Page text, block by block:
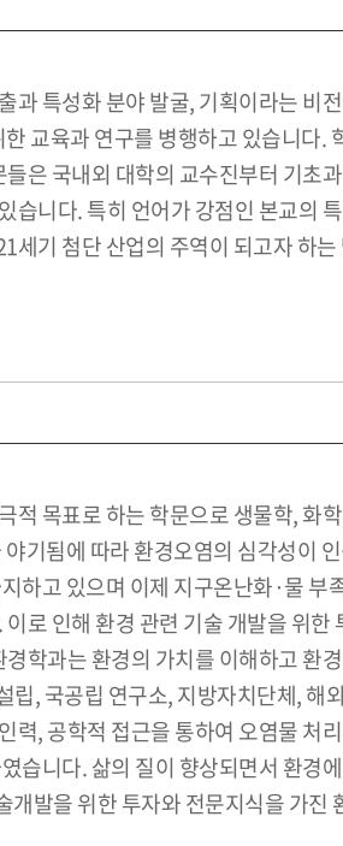
특성화 분야 발굴, 기획이라는
교육과 연구를 병행하고 있습니다
은 국내외 대학의 교수진부터 기초
니다. 특히 언어가 강점인 본교의
기 첨단 산업의 주역이 되고자 하
목표로 하는 학문으로 생물학,
기됨에 따라 환경오염의 심각성이
하고 있으며 이제 지구온난화·물
로 인해 환경 관련 기술 개발을 위
학과는 환경의 가치를 이해하고
, 국공립 연구소, 지방자치단체,
력, 공학적 접근을 통하여 오염물
습니다. 삶의 질이 향상되면서 환
발을 위한 투자와 전문지식을 가